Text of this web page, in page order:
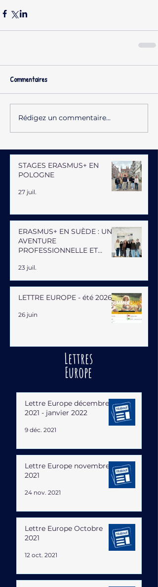
Commentaires
Rédigez un commentaire...
STAGES ERASMUS+ EN
POLOGNE
27 juil.
ERASMUS+ EN SUÈDE : UNE
AVENTURE
PROFESSIONNELLE ET
23 juil.
LETTRE EUROPE - été 2026
26 juin
Lettres
Europe
Lettre Europe décembre
2021 - janvier 2022
9 déc. 2021
Lettre Europe novembre
2021
24 nov. 2021
Lettre Europe Octobre
2021
12 oct. 2021